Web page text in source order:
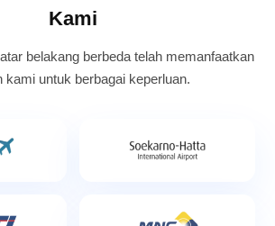
Kami
belakang berbeda telah memanfaatkan
kami untuk berbagai keperluan.